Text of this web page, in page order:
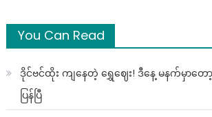
You Can Read
ဒိုင်ဗင်ထိုး ကျနေတဲ့ ရွှေဈေး! ဒီနေ့ မနက်မှာတေ
ပြန်ပြီ